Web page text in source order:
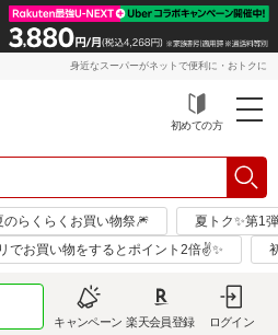
身近なスーパーがネットで便利に・おトクに
初めての方
のらくらくお買い物祭🎆
夏トク✨第1
でお買い物をするとポイント2倍✌✨
キャンペーン 楽天会員登録 ログイン